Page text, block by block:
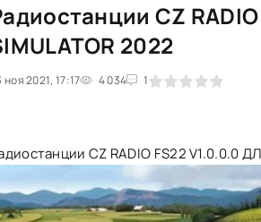
CZ
2022
ноя 2021, 17:17 4 034 1
1 2 3 4 5
CZ RADIO FS22 V1.0.0.0